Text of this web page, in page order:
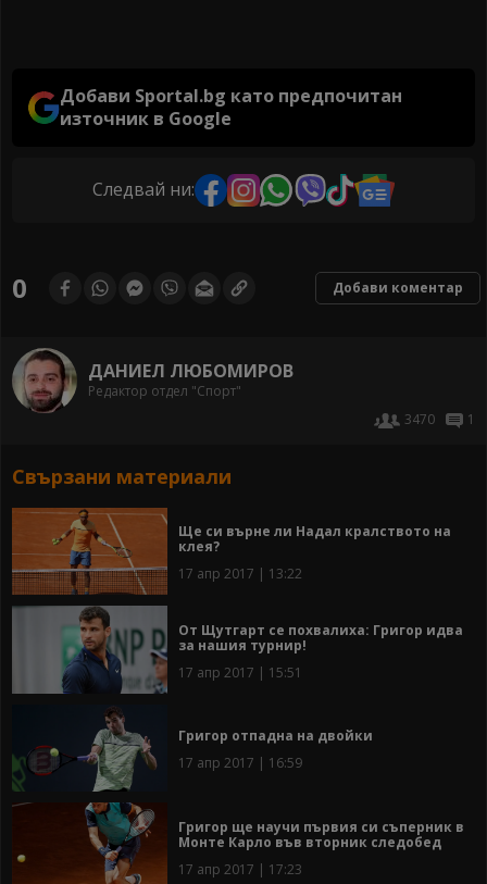
Добави Sportal.bg като предпочитан
източник в Google
Следвай ни:
0 Добави коментар
ДАНИЕЛ ЛЮБОМИРОВ
Редактор отдел "Спорт"
3470
1
Свързани материали
Ще си върне ли Надал кралството на
клея?
17 апр 2017 | 13:22
От Щутгарт се похвалиха: Григор идва
за нашия турнир!
17 апр 2017 | 15:51
Григор отпадна на двойки
17 апр 2017 | 16:59
Григор ще научи първия си съперник в
Монте Карло във вторник следобед
17 апр 2017 | 17:23